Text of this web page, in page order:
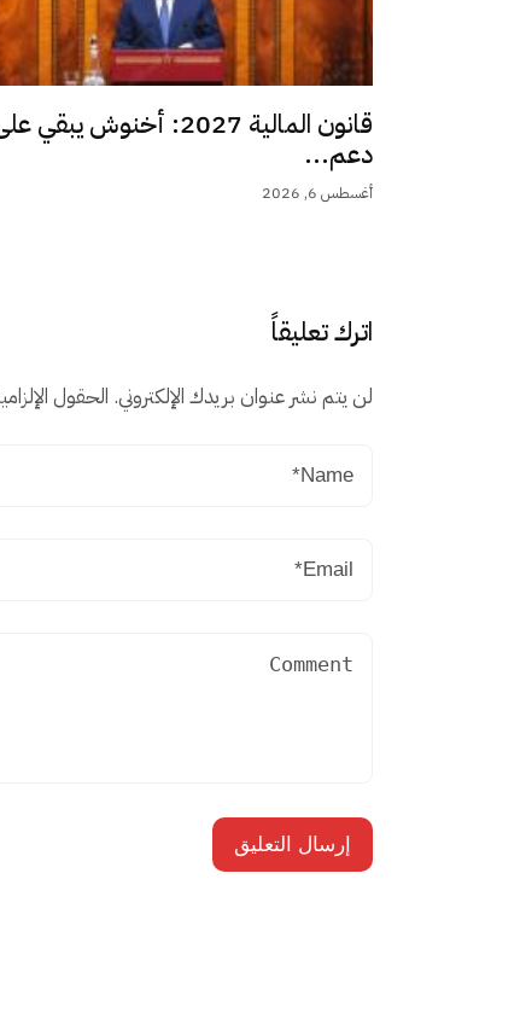
قانون المالية 2027: أخنوش يبقي
دعم...
أغسطس 6, 2026
اترك تعليقاً
لن يتم نشر عنوان بريدك الإلكتروني. الحقول